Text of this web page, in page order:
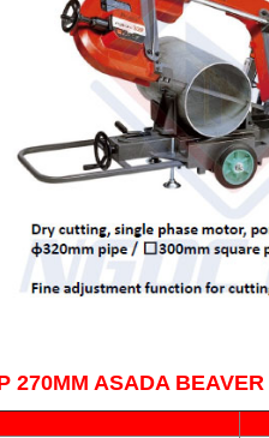
270MM ASADA BEAVER